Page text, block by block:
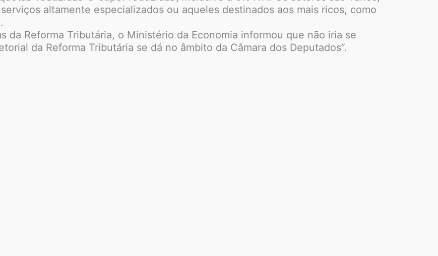
altamente especializados ou aqueles destinados aos mais ricos, como
da Reforma Tributária, o Ministério da Economia informou que não iria se
da Reforma Tributária se dá no âmbito da Câmara dos Deputados”.